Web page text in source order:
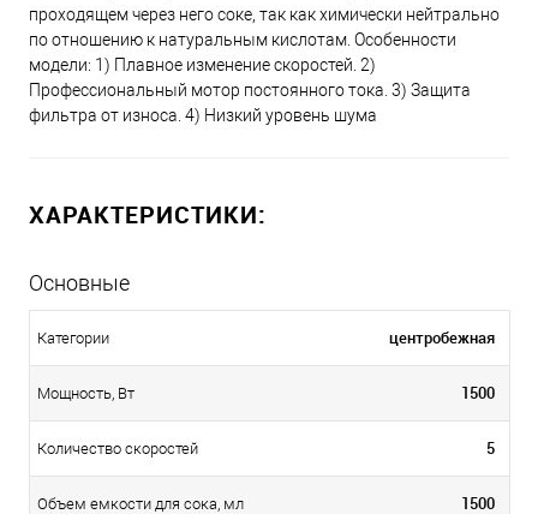
проходящем через него соке, так как химически нейтрально
по отношению к натуральным кислотам. Особенности
модели: 1) Плавное изменение скоростей. 2)
Профессиональный мотор постоянного тока. 3) Защита
фильтра от износа. 4) Низкий уровень шума
ХАРАКТЕРИСТИКИ:
Основные
Категории центробежная
Мощность, Вт 1500
Количество скоростей 5
Объем емкости для сока, мл 1500